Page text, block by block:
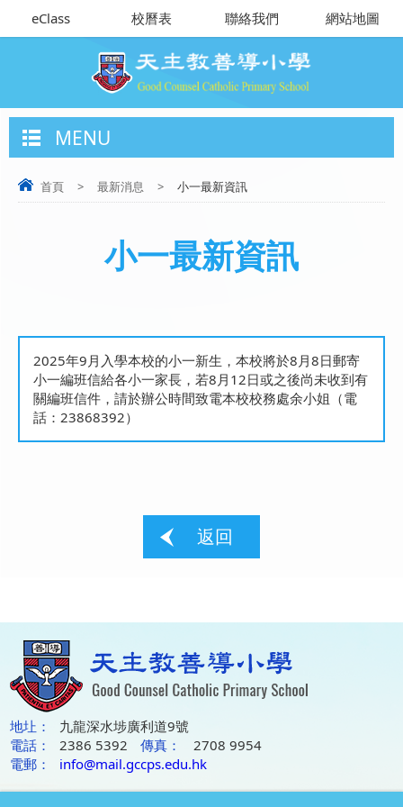
eClass 校曆表 聯絡我們 網站地圖
MENU
首頁 > 最新消息 > 小一最新資訊
小一最新資訊
2025年9月入學本校的小一新生，本校將於8月8日郵寄
小一編班信給各小一家長，若8月12日或之後尚未收到有
關編班信件，請於辦公時間致電本校校務處余小姐（電
話：23868392）
返回
地圵：
九龍深水埗廣利道9號
電話：
2386 5392 傳真：
2708 9954
電郵：
info@mail.gccps.edu.hk